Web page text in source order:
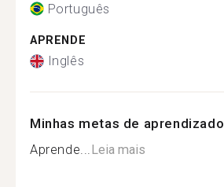
Português
APRENDE
Inglês
Minhas metas de aprendizado
Aprende...Leia mais